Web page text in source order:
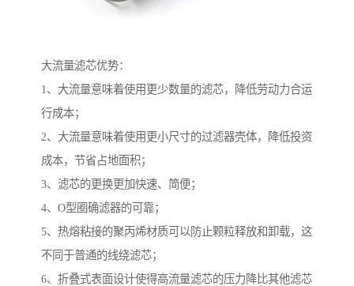
大流量滤芯优势：
1、大流量意味着使用更少数量的滤芯，降低劳动力合运
行成本；
2、大流量意味着使用更小尺寸的过滤器壳体，降低投资
成本，节省占地面积；
3、滤芯的更换更加快速、简便；
4、O型圈确滤器的可靠；
5、热熔粘接的聚丙烯材质可以防止颗粒释放和卸载，这
不同于普通的线绕滤芯；
6、折叠式表面设计使得高流量滤芯的压力降比其他滤芯